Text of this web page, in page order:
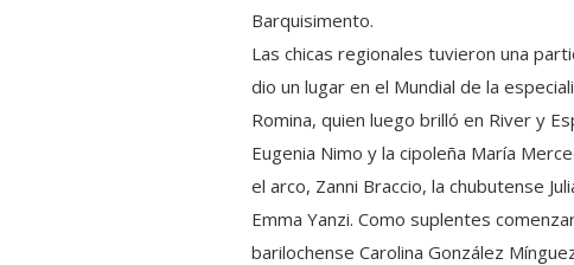
Barquisimento.
Las chicas regionales tuvieron una
dio un lugar en el Mundial de la
Romina, quien luego brilló en River y
Eugenia Nimo y la cipoleña María
el arco, Zanni Braccio, la chubutense
Emma Yanzi. Como suplentes
barilochense Carolina González